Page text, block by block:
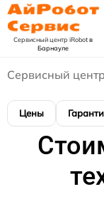
Сервисный центр iRobotв
Барнауле
Сервисный
Цены